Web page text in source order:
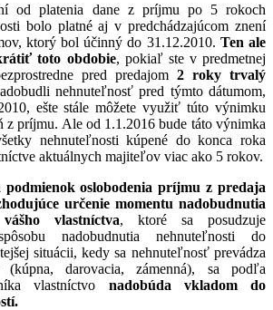
od platenia dane z príjmu po 5 rokoch
bolo platné aj v predchádzajúcom znení
ktorý bol účinný do 31.12.2010. Ten ale
toto obdobie, pokiaľ ste v predmetnej
pred predajom 2 roky trvalý
nehnuteľnosť pred týmto dátumom,
ešte stále môžete využiť túto výnimku
z príjmu. Ale od 1.1.2016 bude táto výnimka
nehnuteľnosti kúpené do konca roka
aktuálnych majiteľov viac ako 5 rokov.
podmienok oslobodenia príjmu z predaja
určenie momentu nadobudnutia
vlastníctva, ktoré sa posudzuje
nadobudnutia nehnuteľnosti do
situácii, kedy sa nehnuteľnosť prevádza
darovacia, zámenná), sa podľa
vlastníctvo nadobúda vkladom do